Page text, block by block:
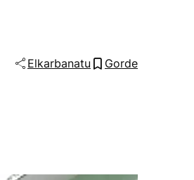
Elkarbanatu Gorde